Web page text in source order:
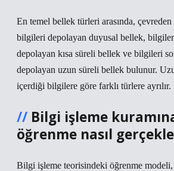
En temel bellek türleri arasında,
bilgileri depolayan duyusal bellek,
depolayan kısa süreli bellek ve bilgileri
depolayan uzun süreli bellek bulunur.
içerdiği bilgilere göre farklı türlere ayrılır.
Bilgi işleme
öğrenme nasıl
Bilgi işleme teorisindeki öğrenme modeli,